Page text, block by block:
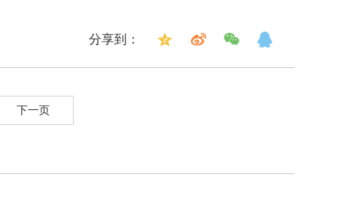
分享到：
下一页